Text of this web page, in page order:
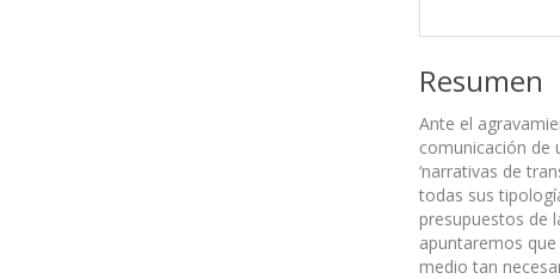
Resumen
Ante el
comunicación de
‘narrativas de
todas sus
presupuestos de
apuntaremos
medio tan